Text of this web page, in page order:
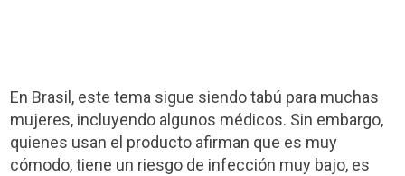
En Brasil, este tema sigue siendo tabú para muchas
mujeres, incluyendo algunos médicos. Sin embargo,
quienes usan el producto afirman que es muy
cómodo, tiene un riesgo de infección muy bajo, es